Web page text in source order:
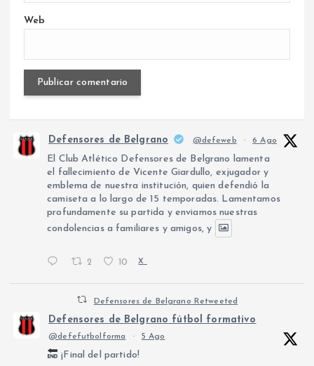
Web
Defensores de Belgrano @defeweb · 6 Ago
El Club Atlético Defensores de Belgrano lamenta
el fallecimiento de Vicente Giardullo, exjugador y
emblema de nuestra institución, quien defendió la
camiseta a lo largo de 15 temporadas. Lamentamos
profundamente su partida y enviamos nuestras
condolencias a familiares y amigos, y
2 10 X
Defensores de Belgrano Retweeted
Defensores de Belgrano fútbol formativo
@defefutbolforma · 5 Ago
¡Final del partido!